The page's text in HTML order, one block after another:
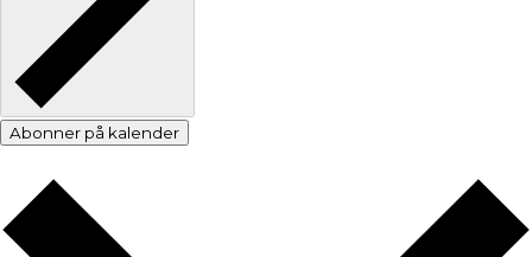
Abonner på kalender